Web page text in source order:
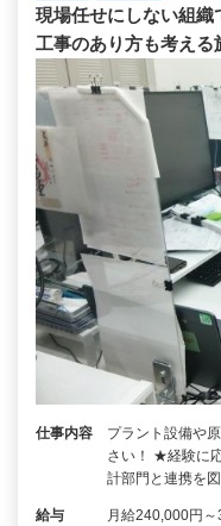
現場任せにしない組織
工事のあり方も考える
仕事内容
プラント設備や
さい！ ★経験に
計部門と連携を
給与 月給240,000円